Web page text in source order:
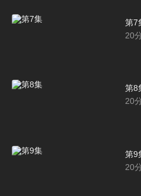
第7
20
第8
20
第9
20